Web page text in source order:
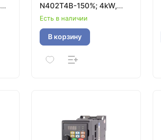
N402T4B-150%; 4kW,
380V
Есть в наличии
В корзину